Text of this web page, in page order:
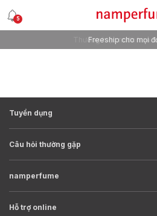
5
Freeship cho mọi
Thương hiệu nước hoa
Tuyển dụng
Câu hỏi thường gặp
namperfume
Hỗ trợ online